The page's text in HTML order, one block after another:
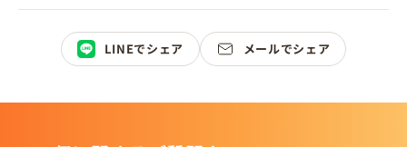
LINEでシェア メールでシェア